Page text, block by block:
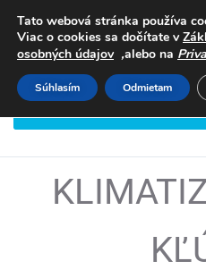
Tato webová stránka používa
Viac o cookies sa dočítate v
osobných údajov,alebo na
Súhlasím Odmietam